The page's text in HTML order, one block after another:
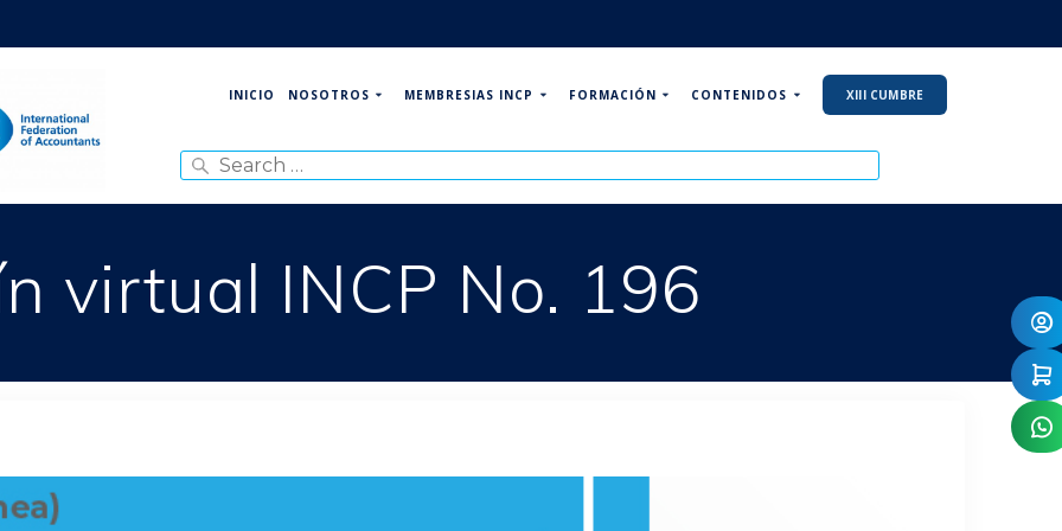
INICIO NOSOTROS MEMBRESIAS INCP FORMACIÓN CONTENIDOS XIII CUMBRE
for:
virtual INCP No. 196